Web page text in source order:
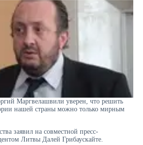
Маргвелашвили уверен, что решить
нашей страны можно только мирным
заявил на совместной пресс-
Литвы Далей Грибаускайте.